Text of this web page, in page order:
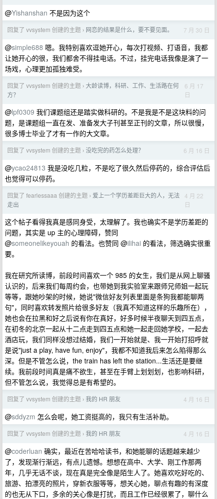
@Yishanshan 不是因为这个
回复了 vvsystem 创建的主题 › 网恋的结果是什么，要不要见面。 7 月 30 日
@simple688 嗯。我特别喜欢逗她开心，每次打视频、打语音，我都
让她开心的很，我们都舍不得挂电话。不过，挂完电话我像是演了一
场戏，心理更加孤独难受。
回复了 vvsystem 创建的主题 › 大龄读博，科研、工作、生活路在何
方？
6 月 17
日
@lpf0309 我们课题组还是踏实做科研的。不是我是不是这块料的问
题，是课题组一直在发、准备发大子刊甚至正刊的文章，所以很慢，
很多博士毕业了才有一作的大文章。
回复了 vvsystem 创建的主题 › 没吃完的药怎么处理？ 6 月 16 日
@ycao24813 我是没吃几粒，不是吃了很久然后停药的，综合评估后
也觉得可以停药。
回复了 fearlessaaa 创建的主题 › 爱上一个学历差距巨大的人，无法
走出
4 月 22
日
这个帖子看得我真是感同身受，太理解了。我也确实不是学历差距的
问题，其实是 up 主的心理障碍，赞同
@someonelikeyouah 的看法。也赞同 @ilihai 的看法，筛选确实很重
要。
我在研究所读博，前段时间喜欢一个 985 的女生，我们是从网上聊骚
认识的，后来我们每周约会，也带她到我实验室来跟师兄师姐一起玩
等等，跟她吵架的时候，她说"微信好友列表里面是条狗我都能聊两
句"，同时喜欢转发照片给很多好友（我真不知道这样的乐趣所在），
她也会在拉黑和好之后说有你在真好，好多时候半夜聊天到四五点，
在初冬的北京一起从十二点走到四五点和她一起走回她学校，一起去
酒店玩，我们同样没想过结婚，我们一开始就是、我一开始打招呼就
是说"just a play, have fun, enjoy"，我都不知道我后来怎么陷得那么
深。但是不管怎么说，the train has left the station...生活还是要继
续。我前段时间真是痛不欲生，甚至在手臂上划划划，也影响科研，
但不管怎么说，我觉得总是有希望的。
回复了 vvsystem 创建的主题 › 我的 HR 朋友 4 月 16 日
@sddyzm 怎么会呢，她工资挺高的，我只有生活补助。
回复了 vvsystem 创建的主题 › 我的 HR 朋友 4 月 16 日
@coderluan 确实，最近在苦哈哈读书，和她能聊的话题越来越少
了，发现渐行渐远，有点儿遗憾。想想在高中、大学、刚工作那两
年，几乎无话不谈，现在真是完全像是陌生人了。她喜欢吃好吃的、
旅游、拍漂亮的照片，穿新衣服等等，想关心她，聊点有趣的有深度
的也无从下口，多余的关心像是打扰，而且工作已经很累了，聊什么